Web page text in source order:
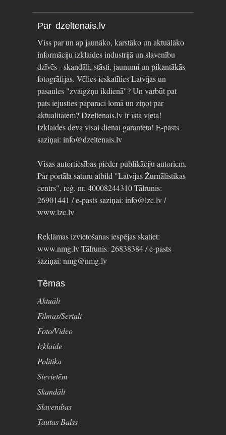
Par dzeltenais.lv
Viss par un ap jaunāko, karstāko un aktuālāko
informāciju izklaides industrijā un slavenību
dzīvēs - skandāli, stāsti, jaunumi un pikantākās
fotogrāfijas. Vēlies ieskatīties Latvijas un
pasaules "zvaigžņu ikdienā"? Un varbūt pat
pats iejusties paparaci lomā un ziņot par
aktualitātēm? Dzeltenais.lv ir īstā vieta!
Izklaides deva visai dienai garantēta! E-pasts
saziņai: info@dzeltenais.lv
Visas autortiesības pieder publikāciju autoriem.
Par portāla saturu atbild "Latvijas Žurnālistikas
centrs", reģ. nr. 40008244310 Tālrunis:
26901441 / e-pasts saziņai: info@lzc.lv /
www.lzc.lv
Reklāmas izvietošanas iespējas skatiet:
www.nmg.lv Tālrunis: 26838384 / e-pasts
saziņai: nmg@nmg.lv
Tēmas
Aktuāli
Filmas/Seriāli
Foto/Video
Izklaide
Politika
Sievietēm
Skandāli
Slavenības
Tautas Balss